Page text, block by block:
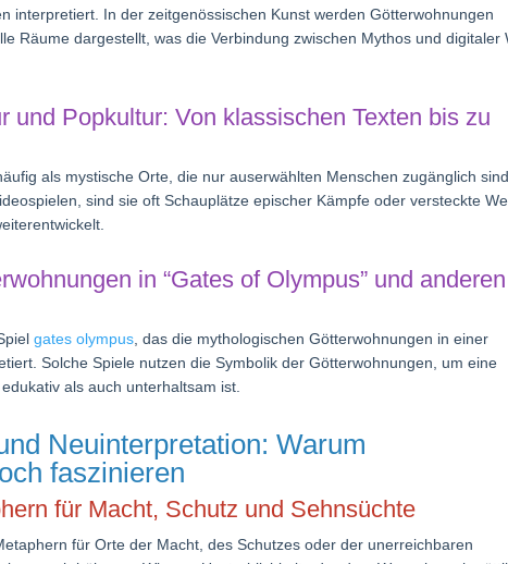
interpretiert. In der zeitgenössischen Kunst werden Götterwohnungen
Räume dargestellt, was die Verbindung zwischen Mythos und digitaler
und Popkultur: Von klassischen Texten bis zu
als mystische Orte, die nur auserwählten Menschen zugänglich
sind sie oft Schauplätze epischer Kämpfe oder versteckte
in “Gates of Olympus” und anderen
gates olympus , das die mythologischen Götterwohnungen in einer
Solche Spiele nutzen die Symbolik der Götterwohnungen, um eine
als auch unterhaltsam ist.
Neuinterpretation: Warum
faszinieren
für Macht, Schutz und Sehnsüchte
für Orte der Macht, des Schutzes oder der unerreichbaren